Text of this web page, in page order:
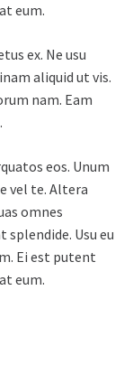
eum.
ex. Ne usu
aliquid ut vis.
nam. Eam
eos. Unum
vel te. Altera
omnes
Usu eu
Ei est putent
eum.